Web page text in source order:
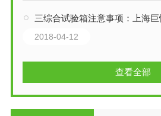
三综合试验箱注意事项：上海巨怡
2018-04-12
查看全部